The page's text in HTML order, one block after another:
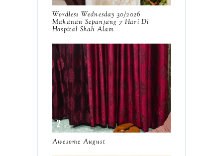
September
August8
July 14
June
May 9
April 9
March11
February8
Wordless Wednesday 30/2026
Makanan Sepanjang 7 Hari Di
Hospital Shah Alam
Awesome August